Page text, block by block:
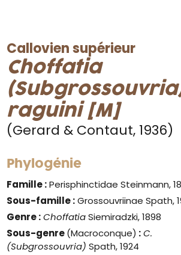
Callovien supérieur
Choffatia
raguini [M]
(Gerard & Contaut, 1936)
Phylogénie
Famille :Perisphinctidae Steinmann,
Sous-famille :Grossouvriinae Spath,
Genre: ChoffatiaSiemiradzki, 1898
Sous-genre(Macroconque) :C.
(Subgrossouvria)Spath, 1924